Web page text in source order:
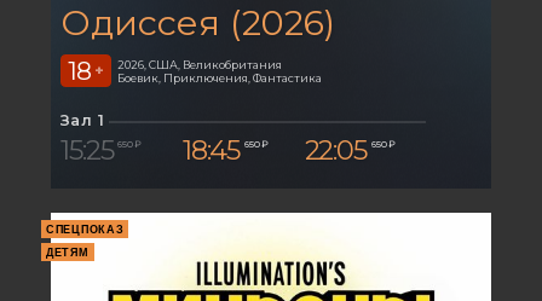
Одиссея (2026)
18 +
2026, США, Великобритания
Боевик, Приключения, Фантастика
Зал 1
15:25 650 ₽ 18:45 650 ₽ 22:05 650 ₽
СПЕЦПОКАЗ
ДЕТЯМ